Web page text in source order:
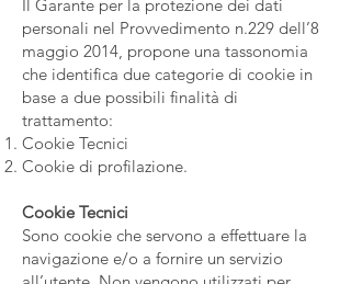
Il Garante per la protezione dei dati
personali nel Provvedimento n.229 dell’8
maggio 2014, propone una tassonomia
che identifica due categorie di cookie in
base a due possibili finalità di
trattamento:
Cookie Tecnici
Cookie di profilazione.
Cookie Tecnici
Sono cookie che servono a effettuare la
navigazione e/o a fornire un servizio